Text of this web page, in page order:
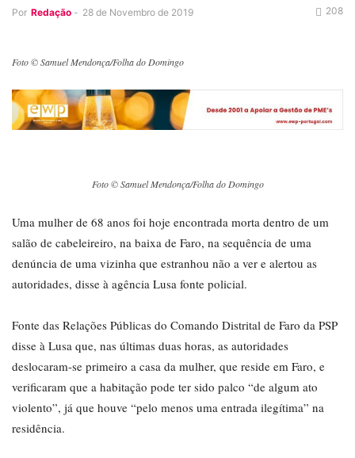
Por Redação - 28 de Novembro de 2019 208
Foto © Samuel Mendonça/Folha do Domingo
Foto © Samuel Mendonça/Folha do Domingo
Uma mulher de 68 anos foi hoje encontrada morta dentro de um
salão de cabeleireiro, na baixa de Faro, na sequência de uma
denúncia de uma vizinha que estranhou não a ver e alertou as
autoridades, disse à agência Lusa fonte policial.
Fonte das Relações Públicas do Comando Distrital de Faro da PSP
disse à Lusa que, nas últimas duas horas, as autoridades
deslocaram-se primeiro a casa da mulher, que reside em Faro, e
verificaram que a habitação pode ter sido palco “de algum ato
violento”, já que houve “pelo menos uma entrada ilegítima” na
residência.